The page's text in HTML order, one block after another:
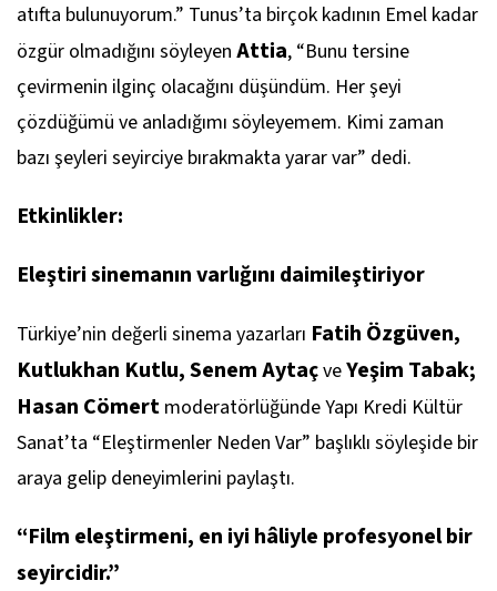
atıfta bulunuyorum.” Tunus’ta birçok kadının Emel kadar
özgür olmadığını söyleyen Attia, “Bunu tersine
çevirmenin ilginç olacağını düşündüm. Her şeyi
çözdüğümü ve anladığımı söyleyemem. Kimi zaman
bazı şeyleri seyirciye bırakmakta yarar var” dedi.
Etkinlikler:
Eleştiri sinemanın varlığını daimileştiriyor
Türkiye’nin değerli sinema yazarları Fatih Özgüven,
Kutlukhan Kutlu, Senem AytaçveYeşim Tabak;
Hasan Cömert moderatörlüğünde Yapı Kredi Kültür
Sanat’ta “Eleştirmenler Neden Var” başlıklı söyleşide bir
araya gelip deneyimlerini paylaştı.
“Film eleştirmeni, en iyi hâliyle profesyonel bir
seyircidir.”